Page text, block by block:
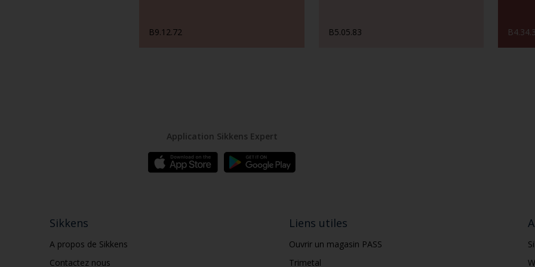
B9.12.72 B5.05.83
Application Sikkens Expert
Sikkens
A propos de Sikkens
Contactez nous
Liens utiles
Ouvrir un magasin PASS
Trimetal